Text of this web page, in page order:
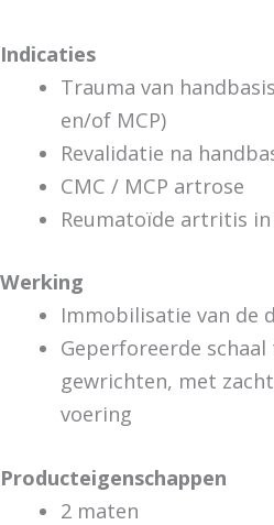
Indicaties
Trauma van
en/of MCP)
Revalidatie na
CMC / MCP artrose
Reumatoïde artritis in
Werking
Immobilisatie van de
Geperforeerde
gewrichten, met
voering
Producteigenschappen
2 maten